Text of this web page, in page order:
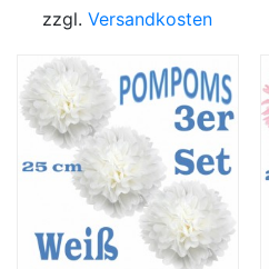
zzgl.Versandkosten